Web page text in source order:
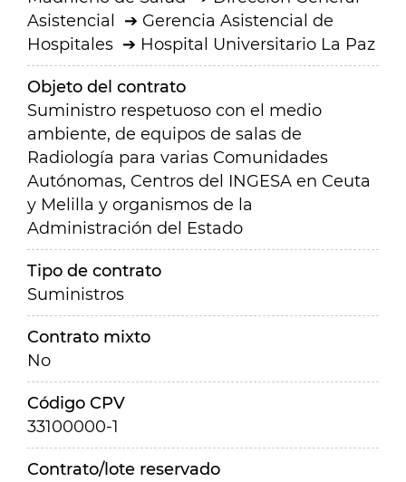
Asistencial
Gerencia Asistencial de
Hospitales
Hospital Universitario La Paz
Objeto del contrato
Suministro respetuoso con el medio
ambiente, de equipos de salas de
Radiología para varias Comunidades
Autónomas, Centros del INGESA en Ceuta
y Melilla y organismos de la
Administración del Estado
Tipo de contrato
Suministros
Contrato mixto
No
Código CPV
33100000-1
Contrato/lote reservado